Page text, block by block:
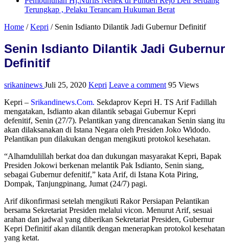
Terungkap , Pelaku Terancam Hukuman Berat
Home / Kepri / Senin Isdianto Dilantik Jadi Gubernur Definitif
Senin Isdianto Dilantik Jadi Gubernur
Definitif
srikaninews Juli 25, 2020 Kepri Leave a comment 95 Views
Kepri – Srikandinews.Com. Sekdaprov Kepri H. TS Arif Fadillah
mengatakan, Isdianto akan dilantik sebagai Gubernur Kepri
defenitif, Senin (27/7). Pelantikan yang direncanakan Senin siang itu
akan dilaksanakan di Istana Negara oleh Presiden Joko Widodo.
Pelantikan pun dilakukan dengan mengikuti protokol kesehatan.
“Alhamdulillah berkat doa dan dukungan masyarakat Kepri, Bapak
Presiden Jokowi berkenan melantik Pak Isdianto, Senin siang,
sebagai Gubernur defenitif,” kata Arif, di Istana Kota Piring,
Dompak, Tanjungpinang, Jumat (24/7) pagi.
Arif dikonfirmasi setelah mengikuti Rakor Persiapan Pelantikan
bersama Sekretariat Presiden melalui vicon. Menurut Arif, sesuai
arahan dan jadwal yang diberikan Sekretariat Presiden, Gubernur
Kepri Definitif akan dilantik dengan menerapkan protokol kesehatan
yang ketat.